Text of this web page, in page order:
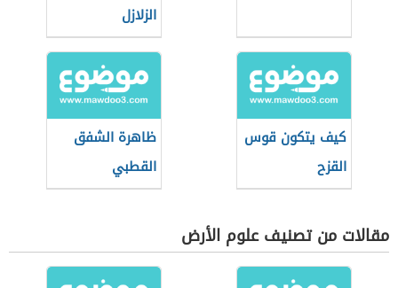
الزلازل
كيف يتكون قوس
القزح
ظاهرة الشفق
القطبي
مقالات من تصنيف علوم الأرض